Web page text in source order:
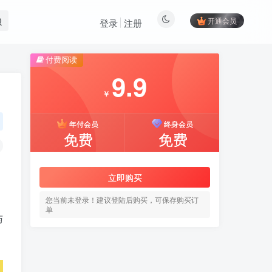
开通会员
登录 注册
付费阅读
￥ 9.9
年付会员
免费
终身会员
免费
立即购买
您当前未登录！建议登陆后购买，可保存购买订
单